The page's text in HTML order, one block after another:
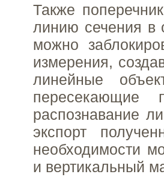
Также
линию сечения в
можно
измерения,
линейные
пересекающие
распознавание
экспорт
необходимости
и вертикальный